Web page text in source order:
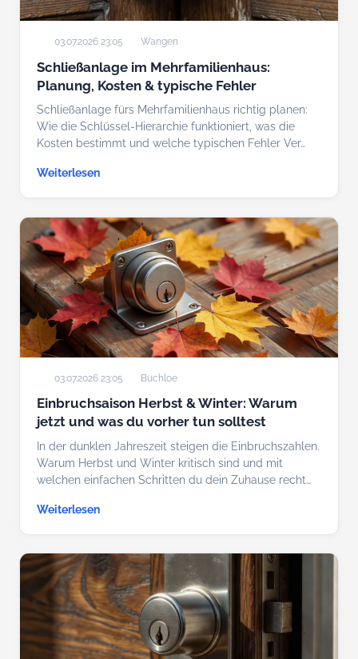
03.07.2026 23:05 Wangen
Schließanlage im Mehrfamilienhaus:
Planung, Kosten & typische Fehler
Schließanlage fürs Mehrfamilienhaus richtig planen:
Wie die Schlüssel-Hierarchie funktioniert, was die
Kosten bestimmt und welche typischen Fehler Ver…
Weiterlesen
03.07.2026 23:05 Buchloe
Einbruchsaison Herbst & Winter: Warum
jetzt und was du vorher tun solltest
In der dunklen Jahreszeit steigen die Einbruchszahlen.
Warum Herbst und Winter kritisch sind und mit
welchen einfachen Schritten du dein Zuhause recht…
Weiterlesen